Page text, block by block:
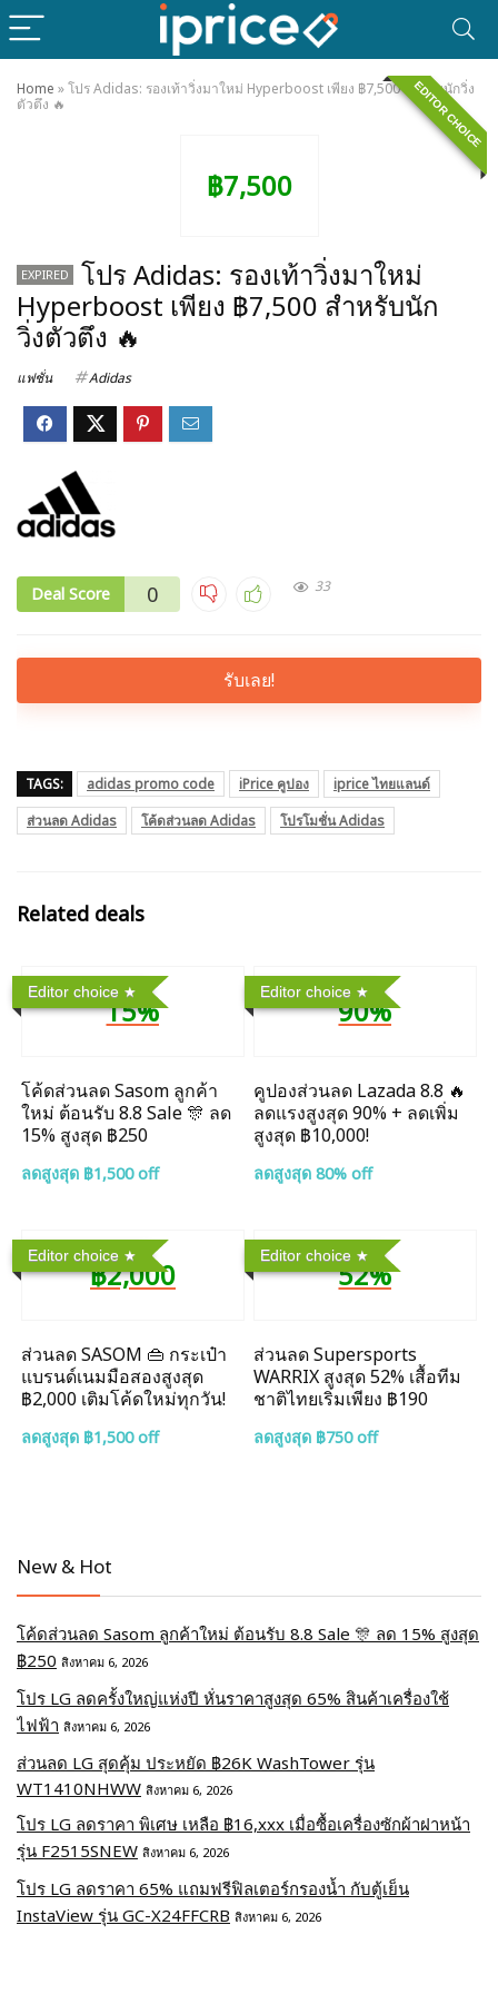
Home »โปร Adidas: รองเท้าวิ่งมาใหม่ Hyperboost เพียง ฿7,500 สำหรับนักวิ่ง
ตัวตึง 🔥
EDITOR CHOICE
฿7,500
EXPIRED
โปร Adidas: รองเท้าวิ่งมาใหม่
Hyperboost เพียง ฿7,500 สำหรับนัก
วิ่งตัวตึง 🔥
แฟชั่น Adidas
Deal Score 0 33
รับเลย!
TAGS: adidas promo code iPrice คูปอง
iprice ไทยแลนด์
ส่วนลด Adidas
โค้ดส่วนลด Adidas โปรโมชั่น Adidas
Related deals
Editor choice
15%
โค้ดส่วนลด Sasom ลูกค้า
ใหม่ ต้อนรับ 8.8 Sale 🎊 ลด
15% สูงสุด ฿250
ลดสูงสุด ฿1,500 off
Editor choice
90%
คูปองส่วนลด Lazada 8.8 🔥
ลดแรงสูงสุด 90% + ลดเพิ่ม
สูงสุด ฿10,000!
ลดสูงสุด 80% off
Editor choice
฿2,000
ส่วนลด SASOM 👜 กระเป๋า
แบรนด์เนมมือสองสูงสุด
฿2,000 เติมโค้ดใหม่ทุกวัน!
ลดสูงสุด ฿1,500 off
Editor choice
52%
ส่วนลด Supersports
WARRIX สูงสุด 52% เสื้อทีม
ชาติไทยเริ่มเพียง ฿190
ลดสูงสุด ฿750 off
New & Hot
โค้ดส่วนลด Sasom ลูกค้าใหม่ ต้อนรับ 8.8 Sale 🎊 ลด 15% สูงสุด
฿250 สิงหาคม 6, 2026
โปร LG ลดครั้งใหญ่แห่งปี หั่นราคาสูงสุด 65% สินค้าเครื่องใช้
ไฟฟ้า สิงหาคม 6, 2026
ส่วนลด LG สุดคุ้ม ประหยัด ฿26K WashTower รุ่น
WT1410NHWW สิงหาคม 6, 2026
โปร LG ลดราคา พิเศษ เหลือ ฿16,xxx เมื่อซื้อเครื่องซักผ้าฝาหน้า
รุ่น F2515SNEW สิงหาคม 6, 2026
โปร LG ลดราคา 65% แถมฟรีฟิลเตอร์กรองน้ำ กับตู้เย็น
InstaView รุ่น GC-X24FFCRB สิงหาคม 6, 2026